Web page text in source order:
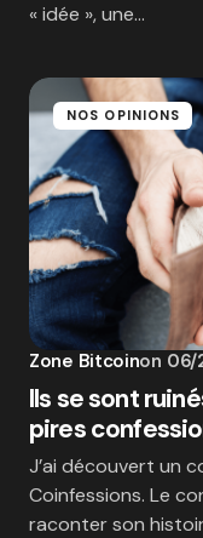
« idée », une…
NOS OPINIONS
Zone Bitcoinon 06/
Ils se sont
pires
J’ai découvert un
Coinfessions. Le
raconter son